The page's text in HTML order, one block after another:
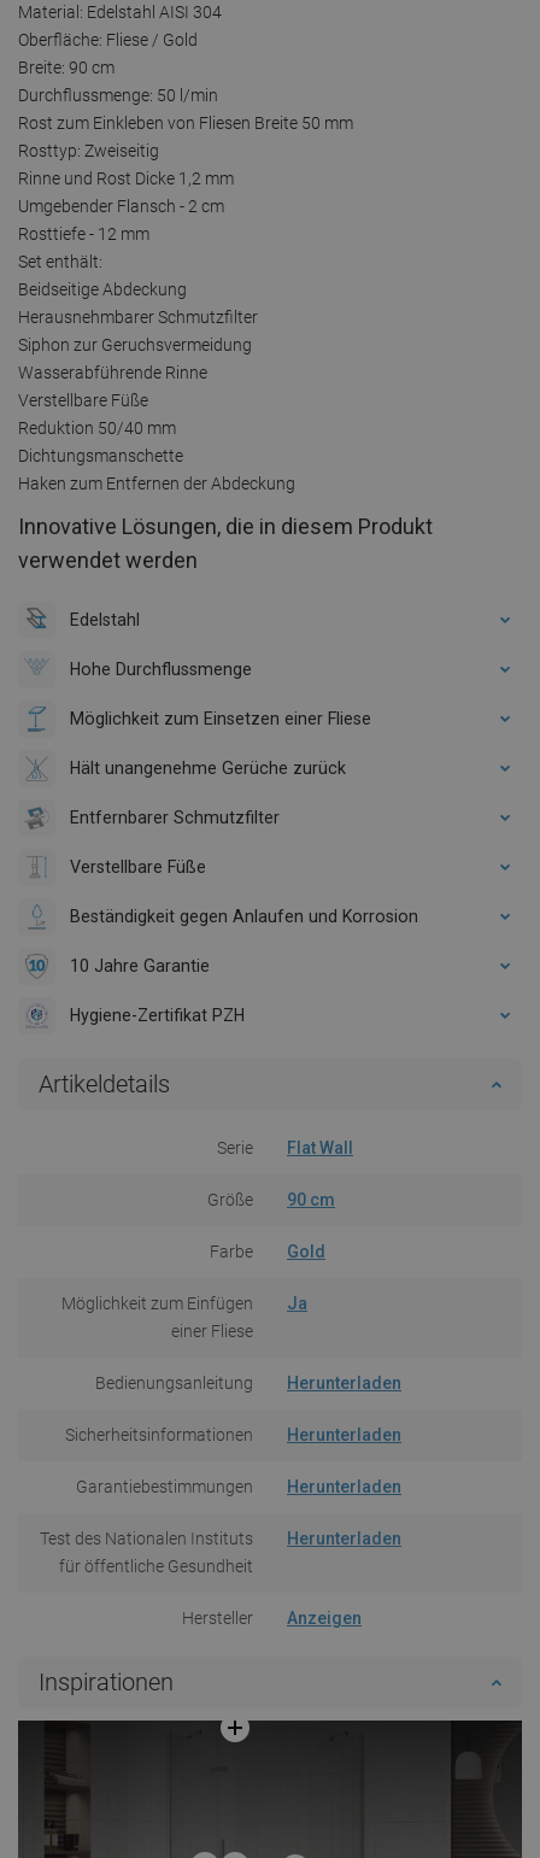
Material: Edelstahl AISI 304
Oberfläche: Fliese / Gold
Breite: 90 cm
Durchflussmenge: 50 l/min
Rost zum Einkleben von Fliesen Breite 50 mm
Rosttyp: Zweiseitig
Rinne und Rost Dicke 1,2 mm
Umgebender Flansch - 2 cm
Rosttiefe - 12 mm
Set enthält:
Beidseitige Abdeckung
Herausnehmbarer Schmutzfilter
Siphon zur Geruchsvermeidung
Wasserabführende Rinne
Verstellbare Füße
Reduktion 50/40 mm
Dichtungsmanschette
Haken zum Entfernen der Abdeckung
Innovative Lösungen, die in diesem Produkt
verwendet werden
Edelstahl
Hohe Durchflussmenge
Möglichkeit zum Einsetzen einer Fliese
Hält unangenehme Gerüche zurück
Entfernbarer Schmutzfilter
Verstellbare Füße
Beständigkeit gegen Anlaufen und Korrosion
10 Jahre Garantie
Hygiene-Zertifikat PZH
Artikeldetails
Serie Flat Wall
Größe 90 cm
Farbe Gold
Möglichkeit zum Einfügen
einer Fliese
Ja
Bedienungsanleitung Herunterladen
Sicherheitsinformationen Herunterladen
Garantiebestimmungen Herunterladen
Test des Nationalen Instituts
für öffentliche Gesundheit
Herunterladen
Hersteller Anzeigen
Inspirationen